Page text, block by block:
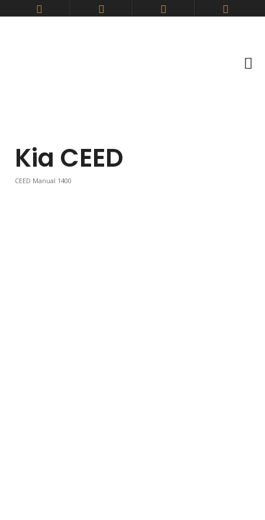
Kia CEED
CEED Manual 1400